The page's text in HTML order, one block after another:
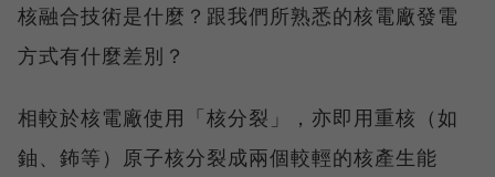
核融合技術是什麼？跟我們所熟悉的核電廠發電
方式有什麼差別？
相較於核電廠使用「核分裂」，亦即用重核（如
鈾、鈽等）原子核分裂成兩個較輕的核產生能